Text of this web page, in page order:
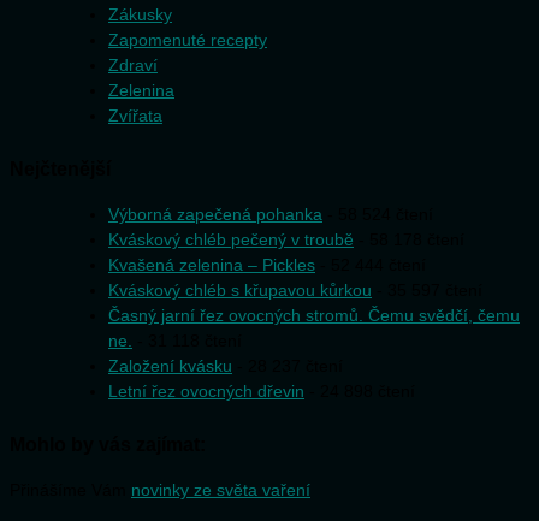
Zákusky
Zapomenuté recepty
Zdraví
Zelenina
Zvířata
Výborná zapečená pohanka
Kváskový chléb pečený v troubě
Kvašená zelenina – Pickles
Kváskový chléb s křupavou kůrkou
Časný jarní řez ovocných stromů. Čemu svědčí, čemu
ne.
Založení kvásku
Letní řez ovocných dřevin
novinky ze světa vaření